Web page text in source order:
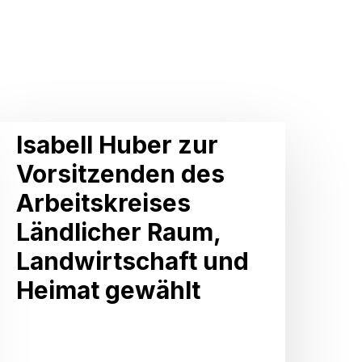
Isabell Huber zur
Vorsitzenden des
Arbeitskreises
Ländlicher Raum,
Landwirtschaft und
Heimat gewählt